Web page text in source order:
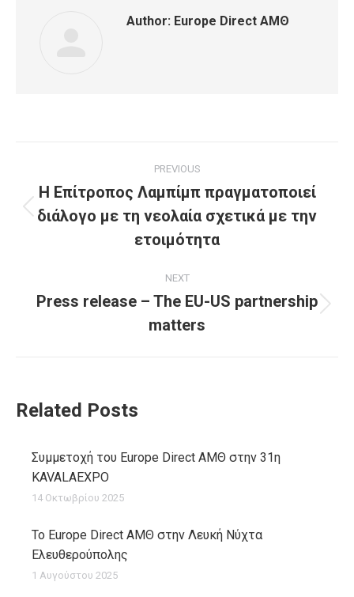
Author: Europe Direct ΑΜΘ
navigation
PREVIOUS
Previous
post:
H Επίτροπος Λαμπίμπ πραγματοποιεί
διάλογο με τη νεολαία σχετικά με την
ετοιμότητα
NEXT
post:
Press release – The EU-US partnership
matters
Related Posts
Συμμετοχή του Europe Direct ΑΜΘ στην 31η
KAVALAEXPO
14 Οκτωβρίου 2025
Το Europe Direct ΑΜΘ στην Λευκή Νύχτα
Ελευθερούπολης
1 Αυγούστου 2025